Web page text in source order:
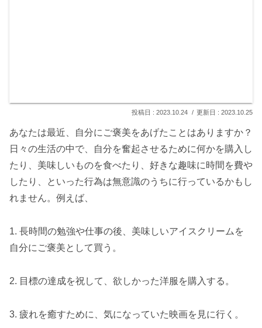
2023.10.24 2023.10.25
あなたは最近、自分にご褒美をあげたことはありますか？
日々の生活の中で、自分を奮起させるために何かを購入し
たり、美味しいものを食べたり、好きな趣味に時間を費や
したり、といった行為は無意識のうちに行っているかもし
れません。例えば、
1. 長時間の勉強や仕事の後、美味しいアイスクリームを
自分にご褒美として買う。
2. 目標の達成を祝して、欲しかった洋服を購入する。
3. 疲れを癒すために、気になっていた映画を見に行く。